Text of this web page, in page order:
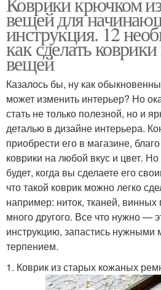
вещей для
инструкция. 12
как сделать
вещей
Казалось бы, ну как
может изменить интерьер? Но
стать не только полезной, но и
деталью в дизайне интерьера.
приобрести его в магазине,
коврики на любой вкус и цвет.
будет, когда вы сделаете его
что такой коврик можно легко
например: ниток, тканей,
много другого. Все что нужно —
инструкцию, запастись нужными
терпением.
1. Коврик из старых кожаных